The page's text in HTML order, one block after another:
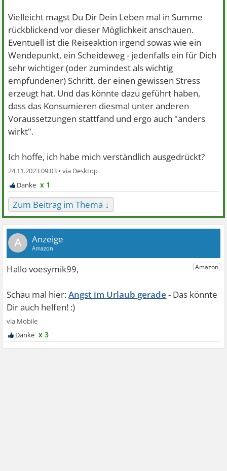
Vielleicht magst Du Dir Dein Leben mal in Summe
rückblickend vor dieser Möglichkeit anschauen.
Eventuell ist die Reiseaktion irgend sowas wie ein
Wendepunkt, ein Scheideweg - jedenfalls ein für Dich
sehr wichtiger (oder zumindest als wichtig
empfundener) Schritt, der einen gewissen Stress
erzeugt hat. Und das könnte dazu geführt haben,
dass das Konsumieren diesmal unter anderen
Voraussetzungen stattfand und ergo auch "anders
wirkt".
Ich hoffe, ich habe mich verständlich ausgedrückt?
24.11.2023 09:03 •
x 1
Zum Beitrag im Thema ↓
A
Angst im Urlaub gerade
x 3